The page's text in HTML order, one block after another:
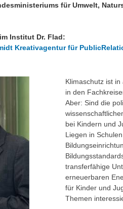
für Umwelt,
im Institut Dr. Flad:
Kreativagentur für
Klimaschutz ist
in den
Aber: Sind die
bei Kindern und
Liegen in
transferfähige
erneuerbaren
für Kinder und
Themen